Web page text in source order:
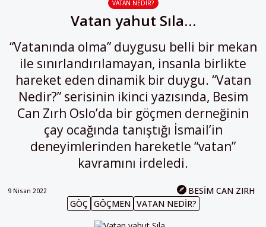
VATAN NEDIR?
Vatan yahut Sıla…
“Vatanında olma” duygusu belli bir mekan
ile sınırlandırılamayan, insanla birlikte
hareket eden dinamik bir duygu. “Vatan
Nedir?” serisinin ikinci yazısında, Besim
Can Zırh Oslo’da bir göçmen derneğinin
çay ocağında tanıştığı İsmail’in
deneyimlerinden hareketle “vatan”
kavramını irdeledi.
9 Nisan 2022
BESIM CAN ZIRH
GÖÇ GÖÇMEN VATAN NEDIR?